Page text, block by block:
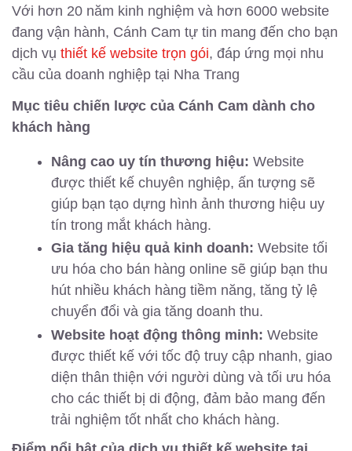
Với hơn 20 năm kinh nghiệm và hơn 6000 website
đang vận hành, Cánh Cam tự tin mang đến cho bạn
dịch vụ thiết kế website trọn gói, đáp ứng mọi nhu
cầu của doanh nghiệp tại Nha Trang
Mục tiêu chiến lược của Cánh Cam dành cho
khách hàng
Nâng cao uy tín thương hiệu: Website
được thiết kế chuyên nghiệp, ấn tượng sẽ
giúp bạn tạo dựng hình ảnh thương hiệu uy
tín trong mắt khách hàng.
Gia tăng hiệu quả kinh doanh: Website tối
ưu hóa cho bán hàng online sẽ giúp bạn thu
hút nhiều khách hàng tiềm năng, tăng tỷ lệ
chuyển đổi và gia tăng doanh thu.
Website hoạt động thông minh: Website
được thiết kế với tốc độ truy cập nhanh, giao
diện thân thiện với người dùng và tối ưu hóa
cho các thiết bị di động, đảm bảo mang đến
trải nghiệm tốt nhất cho khách hàng.